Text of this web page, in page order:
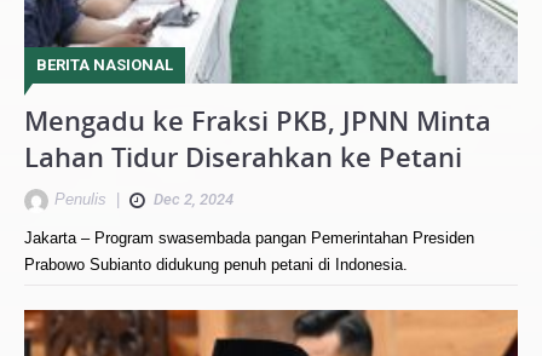
BERITA NASIONAL
Mengadu ke Fraksi PKB, JPNN Minta
Lahan Tidur Diserahkan ke Petani
Penulis Dec 2, 2024
Jakarta – Program swasembada pangan Pemerintahan Presiden
Prabowo Subianto didukung penuh petani di Indonesia.